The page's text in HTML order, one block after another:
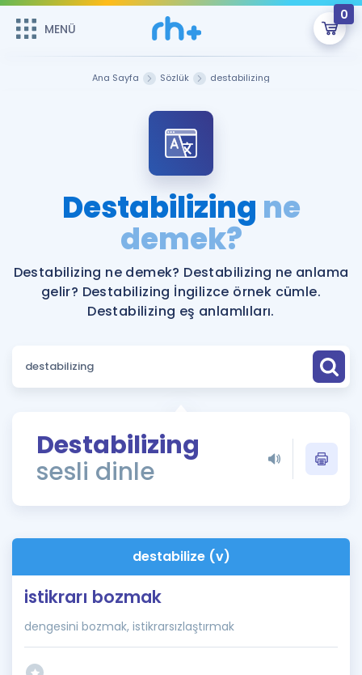
MENÜ
0
Şifremi Hatırlamıyorum
Sepetin Şu An Boş.
Remzi Hoca ile seni sınava hazırlayacak onlarca eğitim seni
bekliyor!
MENÜ
Katılımcı Görüşleri
Faydalı Araçlar
Ücretsiz Kaynaklar
Puan Hesaplama
ÖSYM Sınav Takvimi
Kampanyalar
İngilizce Gramer
İngilizce Gramer
Ana Sayfa Sözlük destabilizing
Destabilizing ne
demek?
Destabilizing ne demek? Destabilizing ne anlama
gelir? Destabilizing İngilizce örnek cümle.
Destabilizing eş anlamlıları.
Destabilizing
sesli dinle
destabilize (v)
istikrarı bozmak
dengesini bozmak, istikrarsızlaştırmak